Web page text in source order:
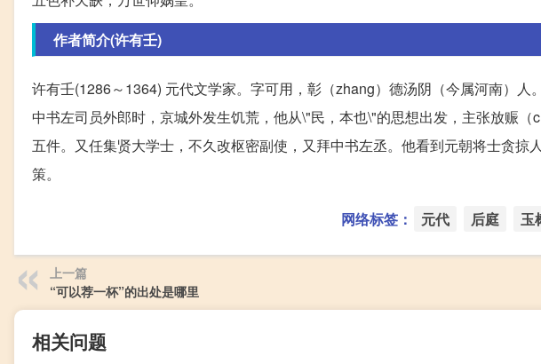
作者简介(许有壬)
许有壬(1286～1364) 元代文学家。字可用，彰（zhang）德汤阴（今属河南）
中书左司员外郎时，京城外发生饥荒，他从\"民，本也\"的思想出发，主张放赈
五件。又任集贤大学士，不久改枢密副使，又拜中书左丞。他看到元朝将士贪掠
策。
网络标签： 元代 后庭 玉
上一篇
“可以荐一杯”的出处是哪里
相关问题